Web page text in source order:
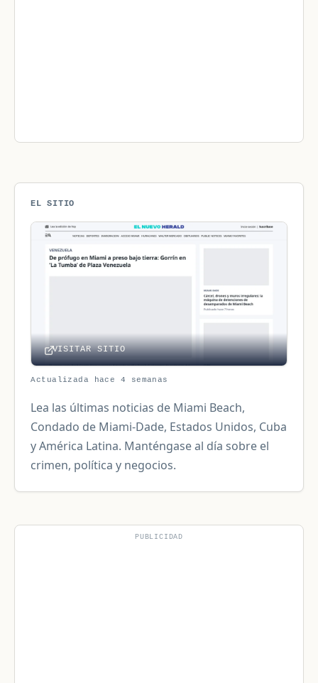
EL SITIO
VISITAR SITIO
Actualizada hace 4 semanas
Lea las últimas noticias de Miami Beach,
Condado de Miami-Dade, Estados Unidos, Cuba
y América Latina. Manténgase al día sobre el
crimen, política y negocios.
PUBLICIDAD